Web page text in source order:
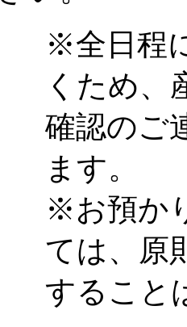
※全日程
くため、
確認のご
ます。
※お預か
ては、原
すること